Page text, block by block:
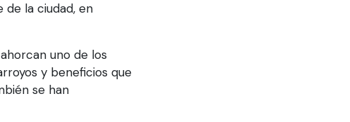
la ciudad, en
uno de los
y beneficios que
se han